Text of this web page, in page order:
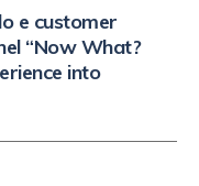
e customer
“Now What?
into